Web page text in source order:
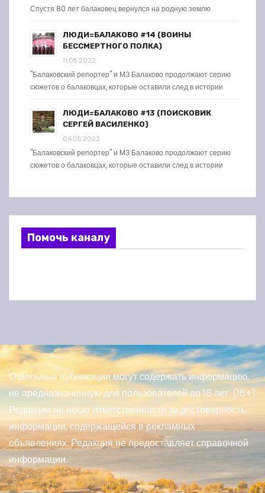
Спустя 80 лет балаковец вернулся на родную землю
ЛЮДИ=БАЛАКОВО #14 (ВОИНЫ
БЕССМЕРТНОГО ПОЛКА)
11.05.2022
"Балаковский репортер" и МЗ Балаково продолжают серию
сюжетов о балаковцах, которые оставили след в истории
ЛЮДИ=БАЛАКОВО #13 (ПОИСКОВИК
СЕРГЕЙ ВАСИЛЕНКО)
04.05.2022
"Балаковский репортер" и МЗ Балаково продолжают серию
сюжетов о балаковцах, которые оставили след в истории
Помочь каналу
Отдельные публикации могут содержать информацию,
не предназначенную для пользователей до 16 лет. (16+)
Редакция не несет ответственности за достоверность
информации, содержащейся в рекламных
объявлениях. Редакция не предоставляет справочной
информации.